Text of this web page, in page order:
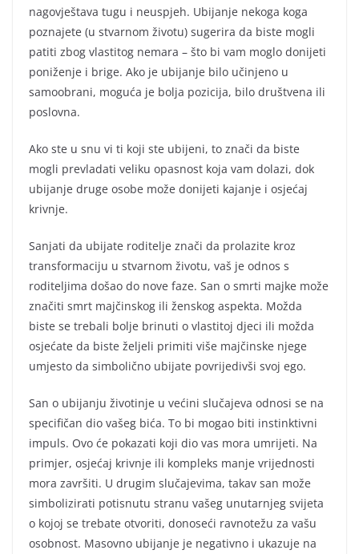
nagovještava tugu i neuspjeh. Ubijanje nekoga koga
poznajete (u stvarnom životu) sugerira da biste mogli
patiti zbog vlastitog nemara – što bi vam moglo donijeti
poniženje i brige. Ako je ubijanje bilo učinjeno u
samoobrani, moguća je bolja pozicija, bilo društvena ili
poslovna.
Ako ste u snu vi ti koji ste ubijeni, to znači da biste
mogli prevladati veliku opasnost koja vam dolazi, dok
ubijanje druge osobe može donijeti kajanje i osjećaj
krivnje.
Sanjati da ubijate roditelje znači da prolazite kroz
transformaciju u stvarnom životu, vaš je odnos s
roditeljima došao do nove faze. San o smrti majke može
značiti smrt majčinskog ili ženskog aspekta. Možda
biste se trebali bolje brinuti o vlastitoj djeci ili možda
osjećate da biste željeli primiti više majčinske njege
umjesto da simbolično ubijate povrijedivši svoj ego.
San o ubijanju životinje u većini slučajeva odnosi se na
specifičan dio vašeg bića. To bi mogao biti instinktivni
impuls. Ovo će pokazati koji dio vas mora umrijeti. Na
primjer, osjećaj krivnje ili kompleks manje vrijednosti
mora završiti. U drugim slučajevima, takav san može
simbolizirati potisnutu stranu vašeg unutarnjeg svijeta
o kojoj se trebate otvoriti, donoseći ravnotežu za vašu
osobnost. Masovno ubijanje je negativno i ukazuje na